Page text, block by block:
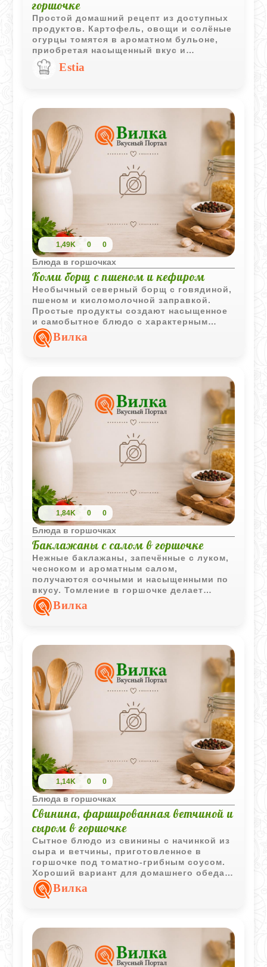
горшочке
Простой домашний рецепт из доступных
продуктов. Картофель, овощи и солёные
огурцы томятся в ароматном бульоне,
приобретая насыщенный вкус и
приятную сочность.
Estia
1,49K 0 0
Блюда в горшочках
Коми борщ с пшеном и кефиром
Необычный северный борщ с говядиной,
пшеном и кисломолочной заправкой.
Простые продукты создают насыщенное
и самобытное блюдо с характерным
вкусом традиционной кухни Коми.
Вилка
1,84K 0 0
Блюда в горшочках
Баклажаны с салом в горшочке
Нежные баклажаны, запечённые с луком,
чесноком и ароматным салом,
получаются сочными и насыщенными по
вкусу. Томление в горшочке делает
блюдо особенно мягким и уютным.
Вилка
1,14K 0 0
Блюда в горшочках
Свинина, фаршированная ветчиной и
сыром в горшочке
Сытное блюдо из свинины с начинкой из
сыра и ветчины, приготовленное в
горшочке под томатно-грибным соусом.
Хороший вариант для домашнего обеда
или ужина.
Вилка